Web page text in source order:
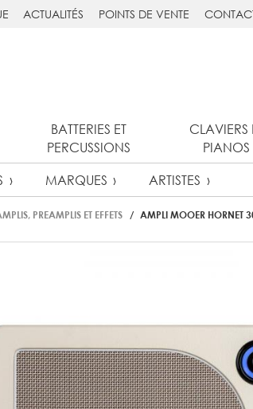
ACTUALITÉS POINTS DE VENTE
BATTERIES ET
PERCUSSIONS
CLAVIERS
PIANOS
MARQUES ARTISTES
PREAMPLIS ET EFFETS AMPLI MOOER HORNET